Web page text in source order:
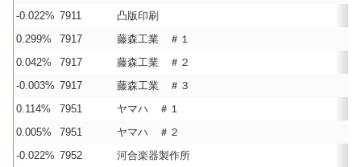
-0.022% 7911
凸版印刷
0.299%
7917
藤森工業 ＃１
0.042%
7917
藤森工業 ＃２
-0.003% 7917
藤森工業 ＃３
0.114%
7951
ヤマハ ＃１
0.005%
7951
ヤマハ ＃２
-0.022% 7952 河合楽器製作所